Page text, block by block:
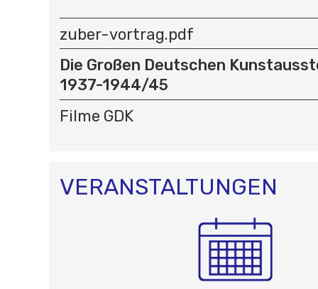
I
O
N
zuber-vortrag.pdf
Die Großen Deutschen
1937-1944/45
Filme GDK
VERANSTALTUNGEN